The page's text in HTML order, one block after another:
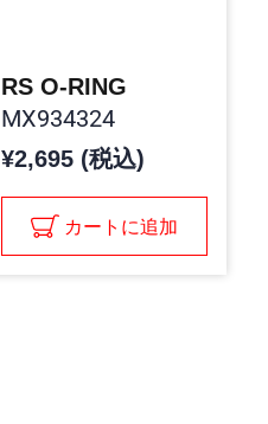
RS O-RING
MX934324
¥2,695 (税込)
カートに追加